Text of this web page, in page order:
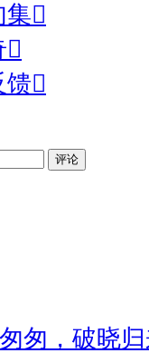
集

馈
评论
匆，破晓